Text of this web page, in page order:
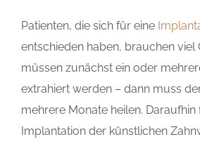
Patienten, die sich für eine
entschieden haben, brauchen viel
müssen zunächst ein oder
extrahiert werden – dann muss
mehrere Monate heilen.
Implantation der künstlichen